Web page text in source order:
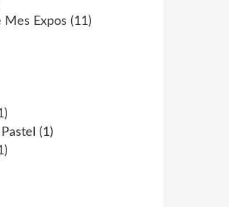
Mes Expos (11)
(1)